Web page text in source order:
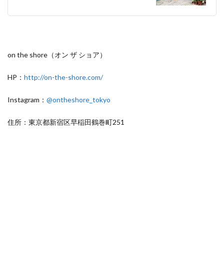
on the shore（オン ザ ショア）
HP： http://on-the-shore.com/
Instagram： @ontheshore_tokyo
住所：東京都新宿区早稲田鶴巻町251